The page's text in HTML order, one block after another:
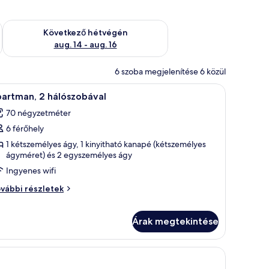
aug. 7 - aug. 9
Következő hétvégén
aug. 14 - aug. 16
A következő hétvégi rendelkezésre állás ellenőrzése: aug. 14 -
6 szoba megjelenítése 6 közül
ágynemű, prémium ágynemű, széf a szobában és íróasztal
apartman, 2 hálószobával | Egyiptomi
5 2 hálószobával
70 négyzetméter
6 férőhely
1 kétszemélyes ágy, 1 kinyitható kanapé (kétszemélyes
ágyméret) és 2 egyszemélyes ágy
Ingyenes wifi
részletek
Árak megtekintése
széf a szobában és íróasztal